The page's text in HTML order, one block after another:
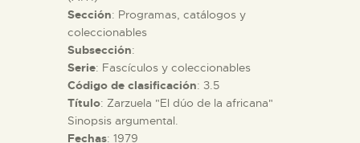
EL MUSEO
COLECCIONES
Sección: Programas, catálogos y
coleccionables
Subsección:
Serie: Fascículos y coleccionables
Código de clasificación: 3.5
Título: Zarzuela "El dúo de la africana"
Sinopsis argumental.
Fechas: 1979